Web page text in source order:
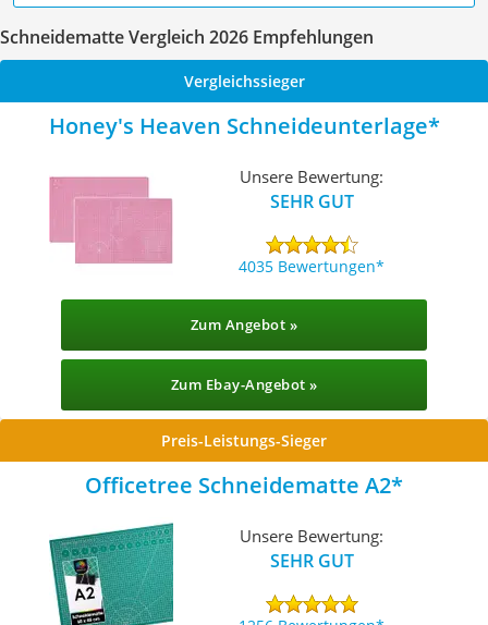
Schneidematte Vergleich 2026 Empfehlungen
Vergleichssieger
Honey's Heaven Schneideunterlage
Unsere Bewertung:
SEHR GUT
4035 Bewertungen
Zum Angebot »
Zum Ebay-Angebot »
Preis-Leistungs-Sieger
Officetree Schneidematte A2
Unsere Bewertung:
SEHR GUT